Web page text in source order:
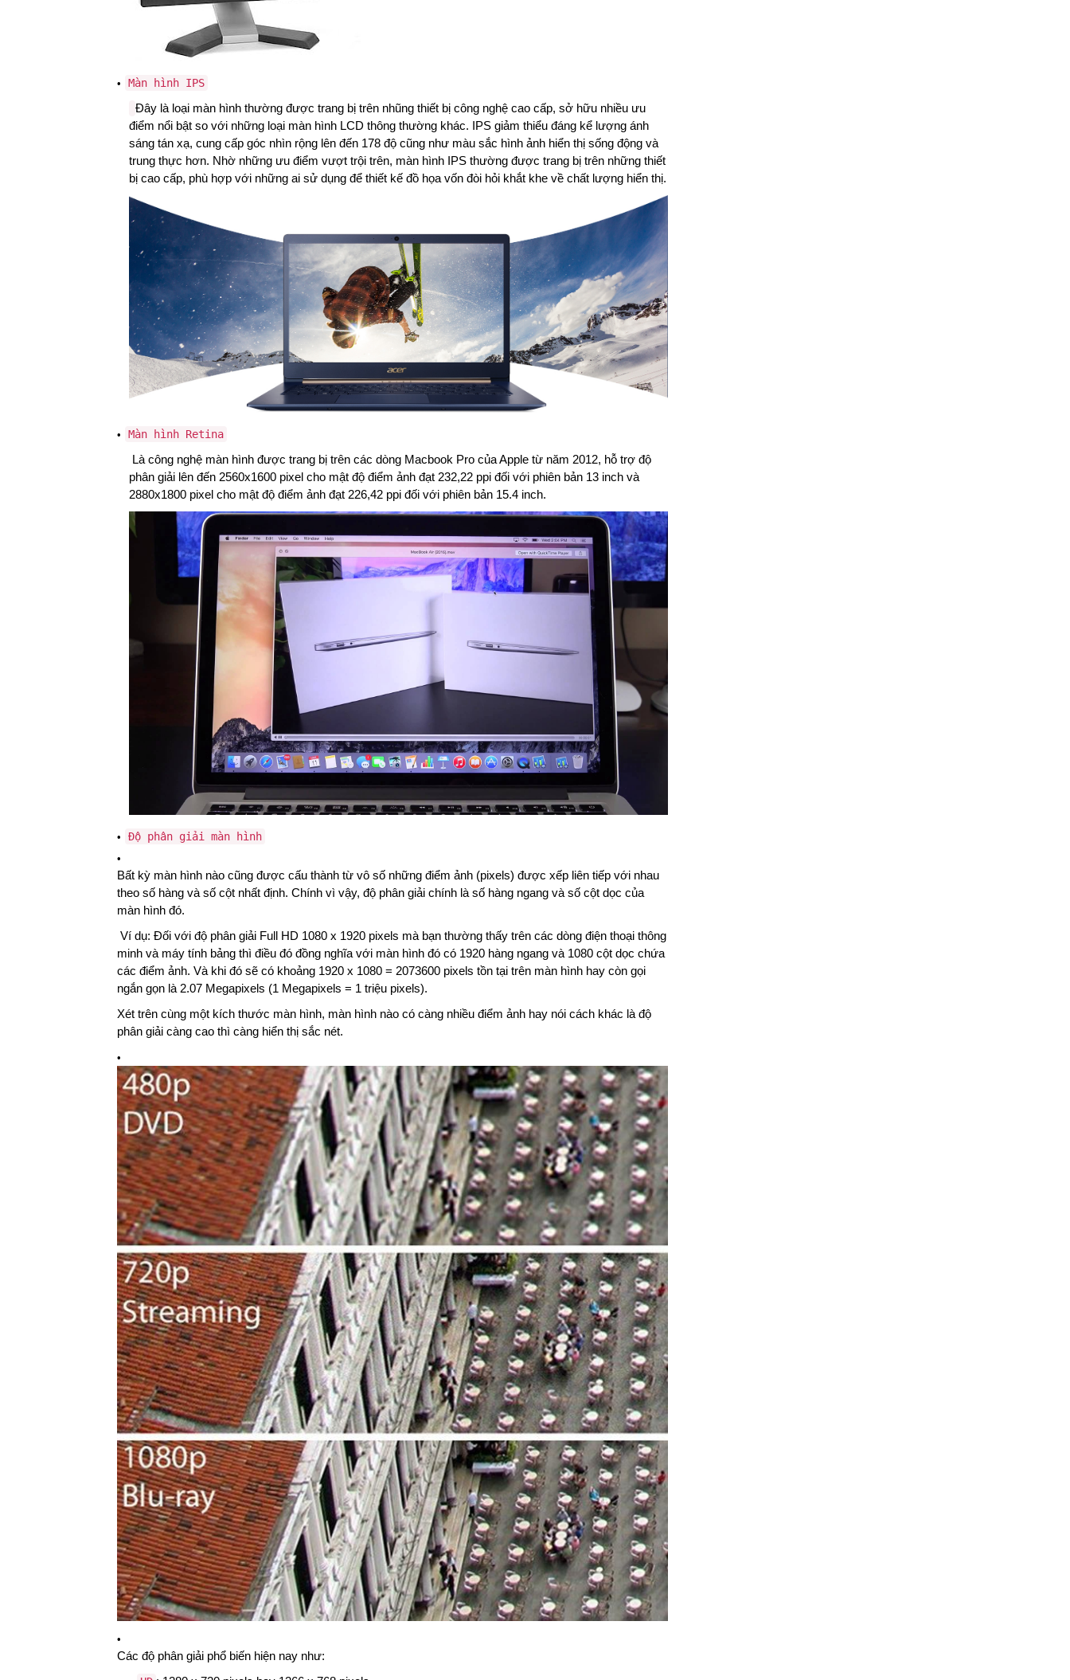
Màn hình IPS
Đây là loại màn hình thường được trang bị trên nhũng thiết bị công nghệ cao cấp, sở hữu nhiều ưu
điểm nổi bật so với những loại màn hình LCD thông thường khác. IPS giảm thiểu đáng kể lượng ánh
sáng tán xạ, cung cấp góc nhìn rộng lên đến 178 độ cũng như màu sắc hình ảnh hiển thị sống động và
trung thực hơn. Nhờ những ưu điểm vượt trội trên, màn hình IPS thường được trang bị trên những thiết
bị cao cấp, phù hợp với những ai sử dụng để thiết kế đồ họa vốn đòi hỏi khắt khe về chất lượng hiển thị.
Màn hình Retina
Là công nghệ màn hình được trang bị trên các dòng Macbook Pro của Apple từ năm 2012, hỗ trợ độ
phân giải lên đến 2560x1600 pixel cho mật độ điểm ảnh đạt 232,22 ppi đối với phiên bản 13 inch và
2880x1800 pixel cho mật độ điểm ảnh đạt 226,42 ppi đối với phiên bản 15.4 inch.
Độ phân giải màn hình
Bất kỳ màn hình nào cũng được cấu thành từ vô số những điểm ảnh (pixels) được xếp liên tiếp với nhau
theo số hàng và số cột nhất định. Chính vì vậy, độ phân giải chính là số hàng ngang và số cột dọc của
màn hình đó.
Ví dụ: Đối với độ phân giải Full HD 1080 x 1920 pixels mà bạn thường thấy trên các dòng điện thoại thông
minh và máy tính bảng thì điều đó đồng nghĩa với màn hình đó có 1920 hàng ngang và 1080 cột dọc chứa
các điểm ảnh. Và khi đó sẽ có khoảng 1920 x 1080 = 2073600 pixels tồn tại trên màn hình hay còn gọi
ngắn gọn là 2.07 Megapixels (1 Megapixels = 1 triệu pixels).
Xét trên cùng một kích thước màn hình, màn hình nào có càng nhiều điểm ảnh hay nói cách khác là độ
phân giải càng cao thì càng hiển thị sắc nét.
Các độ phân giải phổ biến hiện nay như: